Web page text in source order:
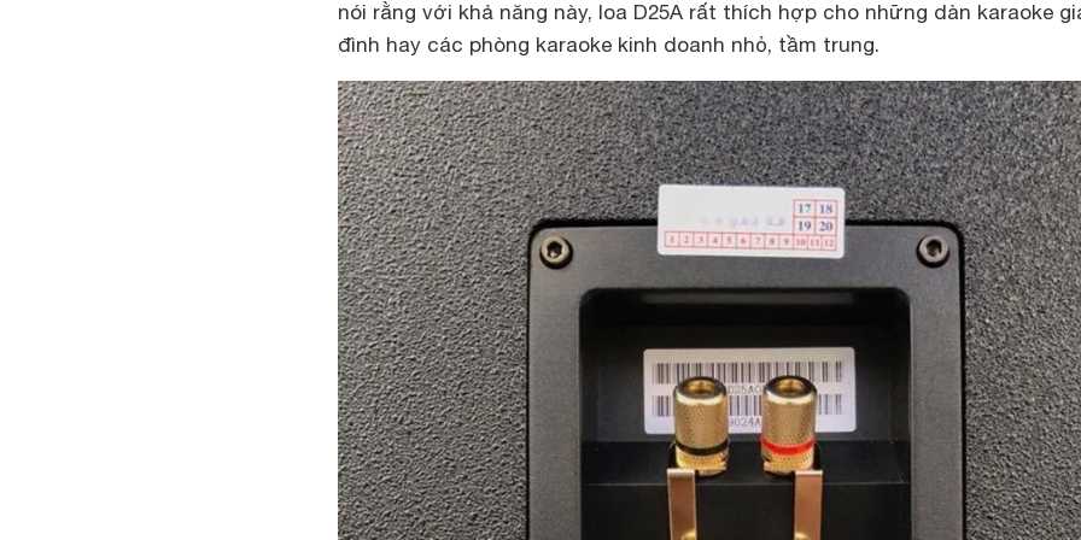
nói rằng với khả năng này, loa D25A rất thích hợp cho những dàn karaoke
đình hay các phòng karaoke kinh doanh nhỏ, tầm trung.